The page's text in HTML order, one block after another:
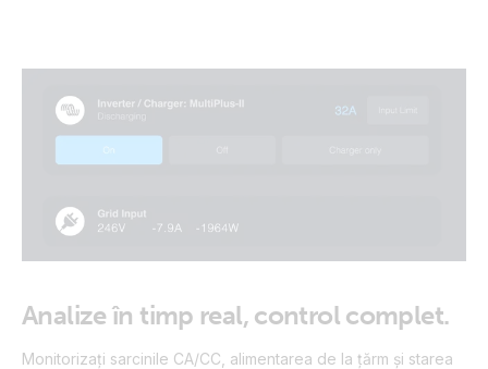
Analize în timp real, control complet.
Monitorizați sarcinile CA/CC, alimentarea de la țărm și starea